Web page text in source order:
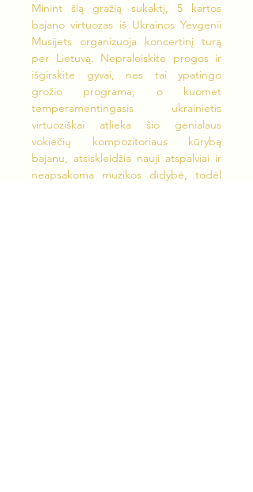
Minint šią gražią sukaktį, 5 kartos
bajano virtuozas iš Ukrainos Yevgenii
Musijets organizuoja koncertinį turą
per Lietuvą. Nepraleiskite progos ir
išgirskite gyvai, nes tai ypatingo
grožio programa, o kuomet
temperamentingasis ukrainietis
virtuoziškai atlieka šio genialaus
vokiečių kompozitoriaus kūrybą
bajanu, atsiskleidžia nauji atspalviai ir
neapsakoma muzikos didybė, todėl